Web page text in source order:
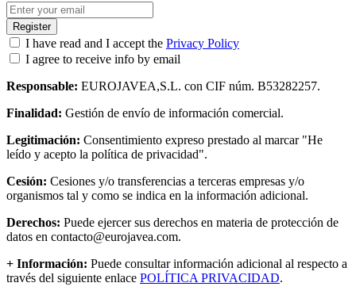
Register
I have read and I accept the Privacy Policy
I agree to receive info by email
Responsable: EUROJAVEA,S.L. con CIF núm. B53282257.
Finalidad: Gestión de envío de información comercial.
Legitimación: Consentimiento expreso prestado al marcar "He
leído y acepto la política de privacidad".
Cesión: Cesiones y/o transferencias a terceras empresas y/o
organismos tal y como se indica en la información adicional.
Derechos: Puede ejercer sus derechos en materia de protección de
datos en contacto@eurojavea.com.
+ Información: Puede consultar información adicional al respecto a
través del siguiente enlace POLÍTICA PRIVACIDAD.